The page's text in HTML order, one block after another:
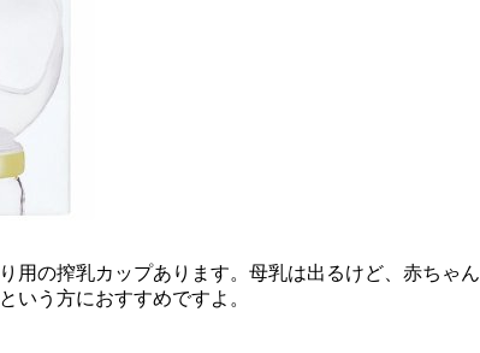
用の搾乳カップあります。母乳は出るけど、赤ちゃん
いう方におすすめですよ。